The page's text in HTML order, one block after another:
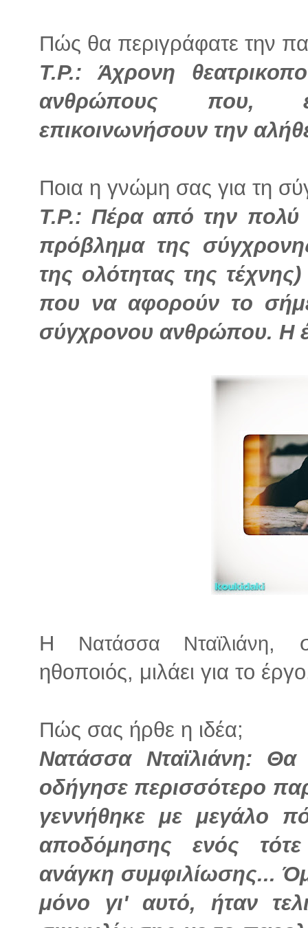
Πώς θα περιγράφατε την
Τ.Ρ.: Άχρονη
ανθρώπους που,
επικοινωνήσουν την
Ποια η γνώμη σας για τη
Τ.Ρ.: Πέρα από την πολύ
πρόβλημα της
της ολότητας της
που να αφορούν το
σύγχρονου ανθρώπου. Η
Η Νατάσσα Νταϊλιάνη,
ηθοποιός, μιλάει για το
Πώς σας ήρθε η ιδέα;
Νατάσσα Νταϊλιάνη:
οδήγησε περισσότερο
γεννήθηκε με μεγάλο
αποδόμησης ενός
ανάγκη συμφιλίωσης...
μόνο γι' αυτό, ήταν